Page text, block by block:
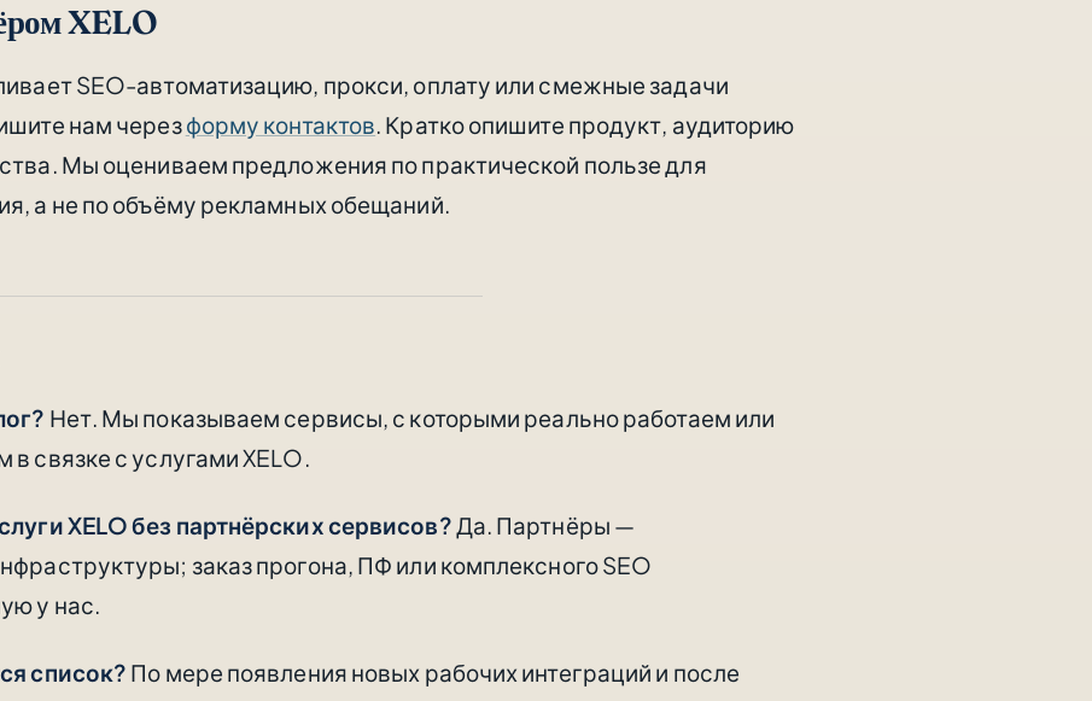
XELO
SEO-автоматизацию, прокси, оплату или смежные задачи
нам черезформу контактов. Кратко опишите продукт, аудиторию
Мы оцениваем предложения по практической пользе для
а не по объёму рекламных обещаний.
Нет. Мы показываем сервисы, с которыми реально работаем или
связке с услугами XELO.
XELO без партнёрских сервисов? Да. Партнёры —
заказ прогона, ПФ или комплексного SEO
у нас.
список? По мере появления новых рабочих интеграций и после